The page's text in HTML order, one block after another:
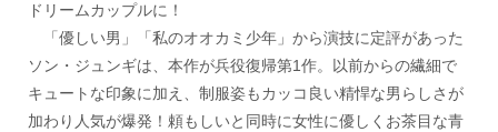
ドリームカップルに！
「優しい男」「私のオオカミ少年」から演技に定評があった
ソン・ジュンギは、本作が兵役復帰第1作。以前からの繊細で
キュートな印象に加え、制服姿もカッコ良い精悍な男らしさが
加わり人気が爆発！頼もしいと同時に女性に優しくお茶目な青